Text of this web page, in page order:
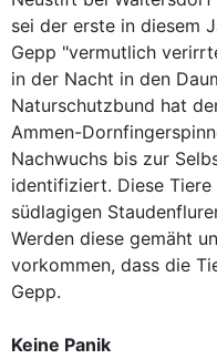
sei der erste in diesem
Gepp "vermutlich
in der Nacht in den
Naturschutzbund hat
Ammen-
Nachwuchs bis zur
identifiziert. Diese
südlagigen
Werden diese gemäht
vorkommen, dass die
Gepp.
Keine Panik